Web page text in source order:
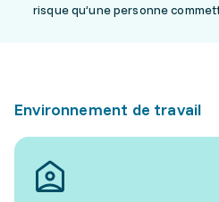
risque qu’une personne
Environnement de travail